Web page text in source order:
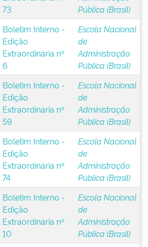
73
Pública (Brasil)
Boletim Interno -
Edição
Extraordinária nº
6
Escola Nacional
de
Administração
Pública (Brasil)
Boletim Interno -
Edição
Extraordinária nº
59
Escola Nacional
de
Administração
Pública (Brasil)
Boletim Interno -
Edição
Extraordinária nº
74
Escola Nacional
de
Administração
Pública (Brasil)
Boletim Interno -
Edição
Extraordinária nº
10
Escola Nacional
de
Administração
Pública (Brasil)